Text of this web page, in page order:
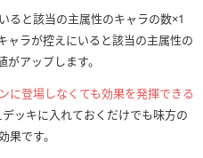
ると該当の主属性のキャラの数×1
ャラが控えにいると該当の主属性の
アップします。
に登場しなくても効果を発揮できる
ッキに入れておくだけでも味方の
です。